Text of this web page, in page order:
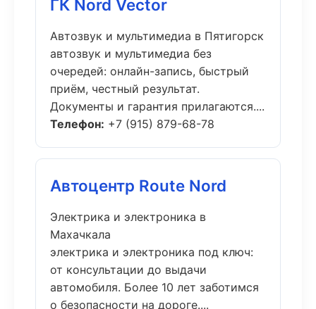
ГК Nord Vector
Автозвук и мультимедиа в Пятигорск
автозвук и мультимедиа без
очередей: онлайн-запись, быстрый
приём, честный результат.
Документы и гарантия прилагаются....
Телефон: +7 (915) 879-68-78
Автоцентр Route Nord
Электрика и электроника в
Махачкала
электрика и электроника под ключ:
от консультации до выдачи
автомобиля. Более 10 лет заботимся
о безопасности на дороге....